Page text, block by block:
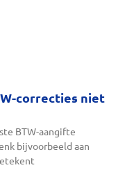
correcties niet
BTW-aangifte
bijvoorbeeld aan